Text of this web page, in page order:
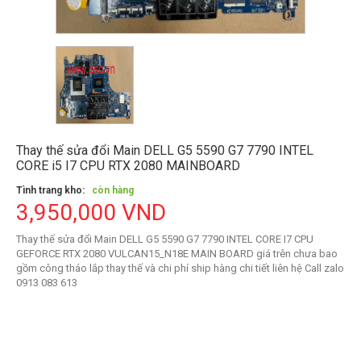
Thay thế sửa đổi Main DELL G5 5590 G7 7790 INTEL
CORE i5 I7 CPU RTX 2080 MAINBOARD
Tình trang kho: còn hàng
3,950,000 VND
Thay thế sửa đổi Main DELL G5 5590 G7 7790 INTEL CORE I7 CPU
GEFORCE RTX 2080 VULCAN15_N18E MAIN BOARD giá trên chưa bao
gồm công tháo lắp thay thế và chi phí ship hàng chi tiết liên hệ Call zalo
0913 083 613